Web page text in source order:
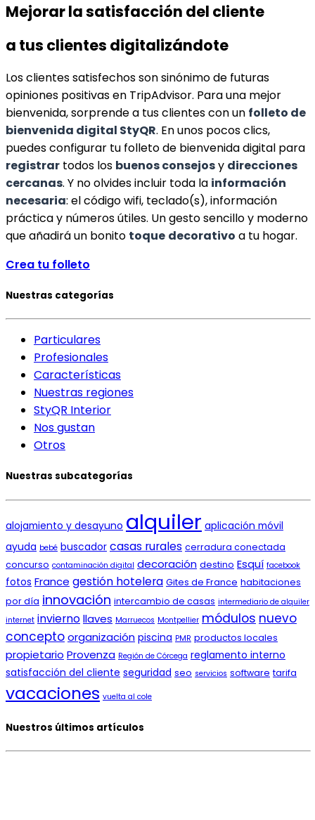
Mejorar la satisfacción del cliente
a tus clientes digitalizándote
Los clientes satisfechos son sinónimo de futuras
opiniones positivas en TripAdvisor. Para una mejor
bienvenida, sorprende a tus clientes con un folleto de
bienvenida digital StyQR. En unos pocos clics,
puedes configurar tu folleto de bienvenida digital para
registrar todos los buenos consejosy direcciones
cercanas. Y no olvides incluir toda la información
necesaria: el código wifi, teclado(s), información
práctica y números útiles. Un gesto sencillo y moderno
que añadirá un bonito toque decorativo a tu hogar.
Crea tu folleto
Nuestras categorías
Particulares
Profesionales
Características
Nuestras regiones
StyQR Interior
Nos gustan
Otros
Nuestras subcategorías
alojamiento y desayuno alquiler aplicación móvil
ayuda bebé buscador casas rurales cerradura conectada
concurso contaminación digital decoración destino Esquí facebook
fotos France gestión hotelera Gites de France habitaciones
por día innovación intercambio de casas intermediario de alquiler
internet inviernollaves Marruecos Montpellier módulos nuevo
conceptoorganización piscina PMR productos locales
propietario Provenza Región de Córcega reglamento interno
satisfacción del cliente seguridad seo servicios software tarifa
vacaciones vuelta al cole
Nuestros últimos artículos